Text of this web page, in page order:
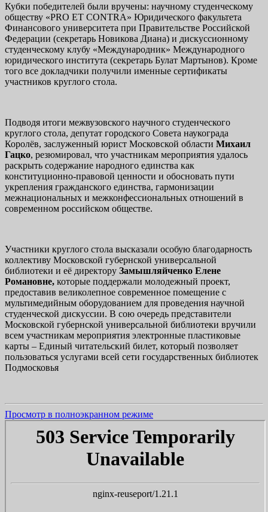
Кубки победителей были вручены: научному студенческому
обществу «PRO ET CONTRA» Юридического факультета
Финансового университета при Правительстве Российской
Федерации (секретарь Новикова Диана) и дискуссионному
студенческому клубу «Международник» Международного
юридического института (секретарь Булат Мартынов). Кроме
того все докладчики получили именные сертификаты
участников круглого стола.
Подводя итоги межвузовского научного студенческого
круглого стола, депутат городского Совета наукограда
Королёв, заслуженный юрист Московской области Михаил
Гацко, резюмировал, что участникам мероприятия удалось
раскрыть содержание народного единства как
конституционно-правовой ценности и обосновать пути
укрепления гражданского единства, гармонизации
межнациональных и межконфессиональных отношений в
современном российском обществе.
Участники круглого стола высказали особую благодарность
коллективу Московской губернской универсальной
библиотеки и её директору Замышляйченко Елене
Романовне, которые поддержали молодежный проект,
предоставив великолепное современное помещение с
мультимедийным оборудованием для проведения научной
студенческой дискуссии. В сою очередь представители
Московской губернской универсальной библиотеки вручили
всем участникам мероприятия электронные пластиковые
карты – Единый читательский билет, который позволяет
пользоваться услугами всей сети государственных библиотек
Подмосковья
Просмотр в полноэкранном режиме